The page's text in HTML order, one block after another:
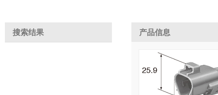
产品信息
搜索结果